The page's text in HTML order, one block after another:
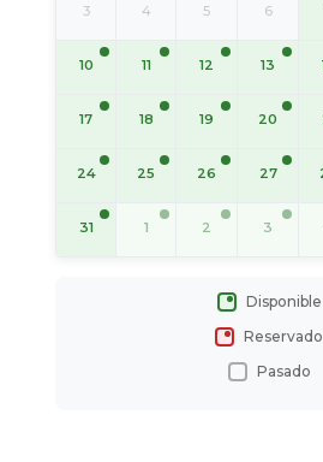
3 4 5 6
10 11 12 13
17 18 19 20
24 25 26 27
31 1 2 3
Disponible
Reservado
Pasado